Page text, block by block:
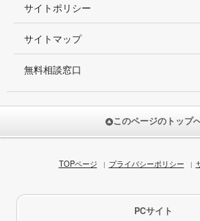
サイトポリシー
サイトマップ
無料相談窓口
このページのトップ
TOPページ プライバシーポリシー
PCサイト